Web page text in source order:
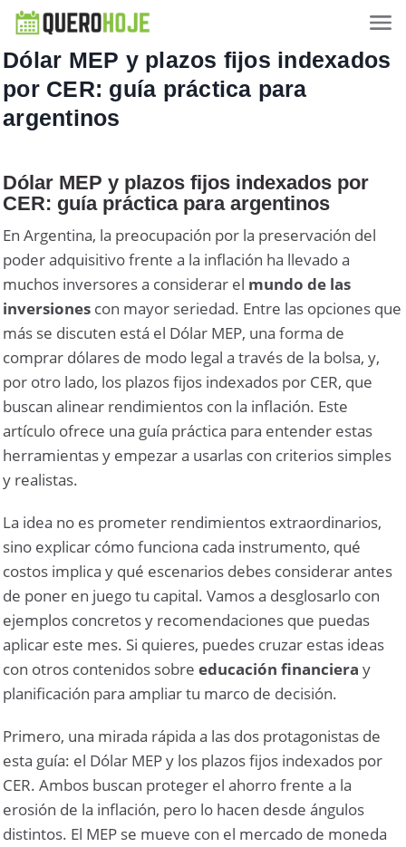
Dólar MEP y plazos fijos indexados
por CER: guía práctica para
argentinos
Dólar MEP y plazos fijos indexados por
CER: guía práctica para argentinos
En Argentina, la preocupación por la preservación del
poder adquisitivo frente a la inflación ha llevado a
muchos inversores a considerar el mundo de las
inversiones con mayor seriedad. Entre las opciones que
más se discuten está el Dólar MEP, una forma de
comprar dólares de modo legal a través de la bolsa, y,
por otro lado, los plazos fijos indexados por CER, que
buscan alinear rendimientos con la inflación. Este
artículo ofrece una guía práctica para entender estas
herramientas y empezar a usarlas con criterios simples
y realistas.
La idea no es prometer rendimientos extraordinarios,
sino explicar cómo funciona cada instrumento, qué
costos implica y qué escenarios debes considerar antes
de poner en juego tu capital. Vamos a desglosarlo con
ejemplos concretos y recomendaciones que puedas
aplicar este mes. Si quieres, puedes cruzar estas ideas
con otros contenidos sobreeducación financiera y
planificación para ampliar tu marco de decisión.
Primero, una mirada rápida a las dos protagonistas de
esta guía: el Dólar MEPy los plazos fijos indexados por
CER. Ambos buscan proteger el ahorro frente a la
erosión de la inflación, pero lo hacen desde ángulos
distintos. El MEP se mueve con el mercado de moneda